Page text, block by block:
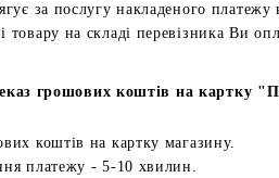
за послугу накладеного
на складі перевізника Ви
грошових коштів на картку
коштів на картку магазину.
платежу - 5-10 хвилин.